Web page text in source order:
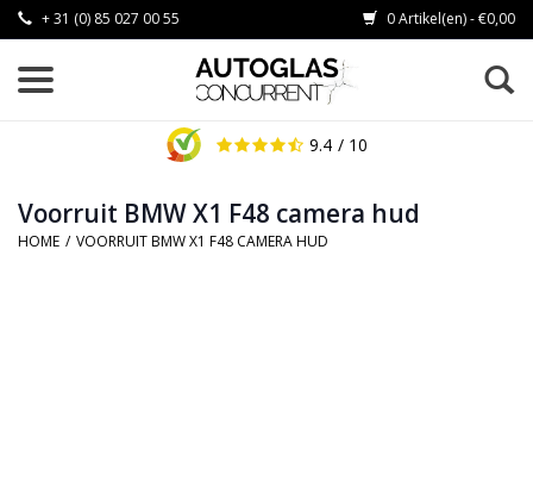
+ 31 (0) 85 027 00 55 0 Artikel(en) - €0,00
9.4 / 10
Voorruit BMW X1 F48 camera hud
HOME / VOORRUIT BMW X1 F48 CAMERA HUD